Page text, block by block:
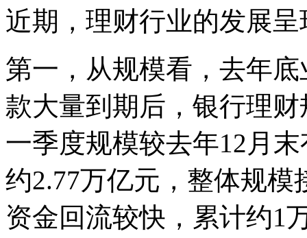
近期，理财行业的发展
第一，从规模看，去年
款大量到期后，银行理
一季度规模较去年12月
约2.77万亿元，整体规
资金回流较快，累计约1